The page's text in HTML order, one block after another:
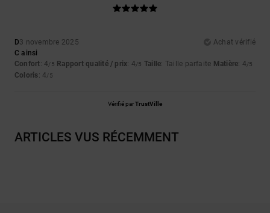
D3 novembre 2025
Achat vérifié
C ainsi
Confort: 4/5 Rapport qualité / prix: 4/5 Taille: Taille parfaite Matière: 4/5
Coloris: 4/5
Vérifié parTrustVille
ARTICLES VUS RÉCEMMENT